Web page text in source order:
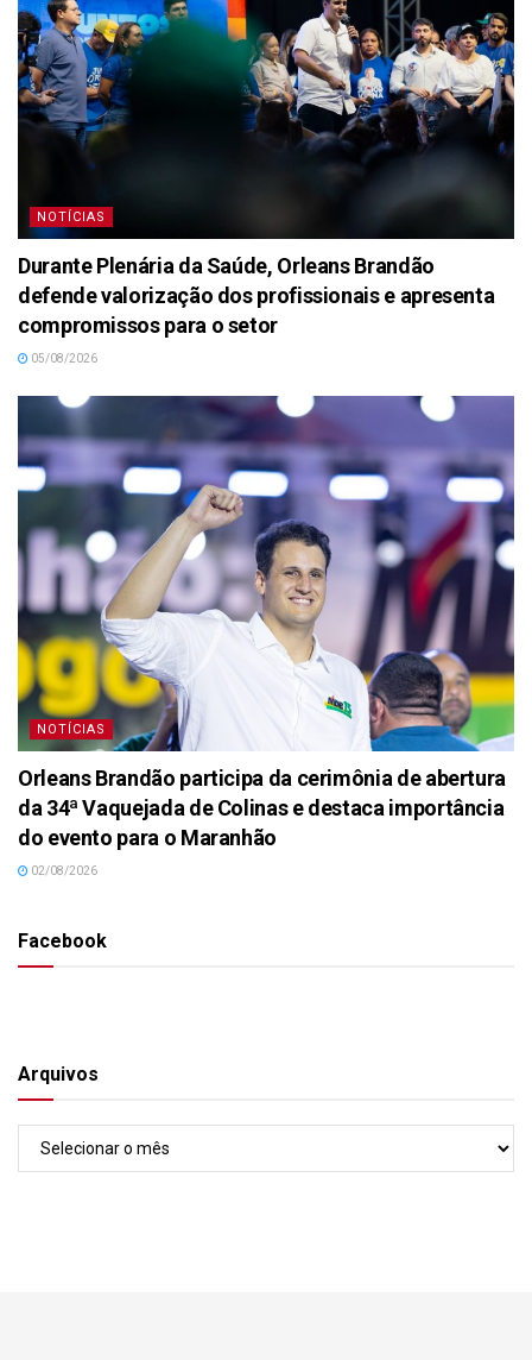
NOTÍCIAS
Durante Plenária da Saúde, Orleans Brandão
defende valorização dos profissionais e apresenta
compromissos para o setor
05/08/2026
NOTÍCIAS
Orleans Brandão participa da cerimônia de abertura
da 34ª Vaquejada de Colinas e destaca importância
do evento para o Maranhão
02/08/2026
Facebook
Arquivos
Arquivos